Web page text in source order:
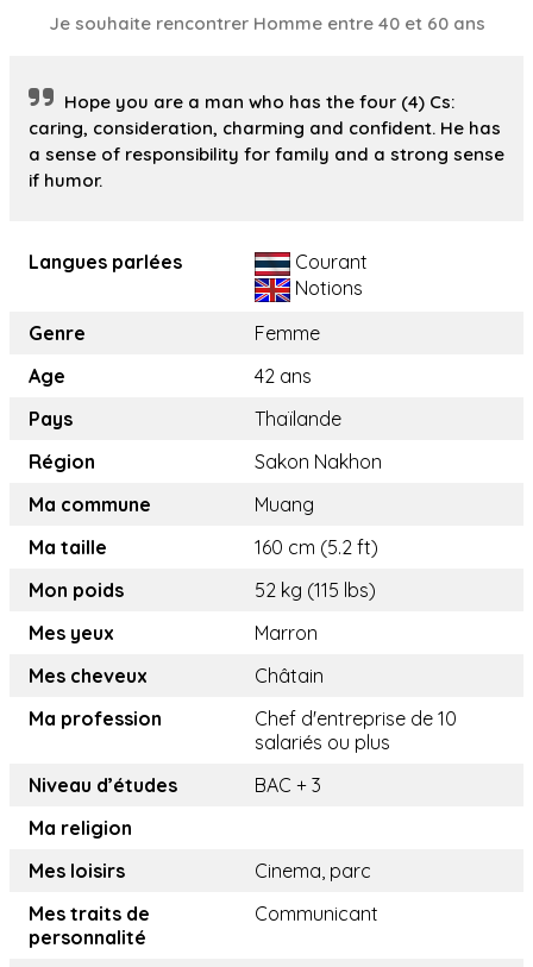
Je souhaite rencontrer Homme entre 40 et 60 ans
Hope you are a man who has the four (4) Cs:
caring, consideration, charming and confident. He has
a sense of responsibility for family and a strong sense
if humor.
Langues parlées
Courant
Notions
Genre
Femme
Age
42 ans
Pays
Thaïlande
Région
Sakon Nakhon
Ma commune
Muang
Ma taille
160 cm (5.2 ft)
Mon poids
52 kg (115 lbs)
Mes yeux
Marron
Mes cheveux
Châtain
Ma profession
Chef d'entreprise de 10
salariés ou plus
Niveau d’études
BAC + 3
Ma religion
Mes loisirs
Cinema, parc
Mes traits de
personnalité
Communicant